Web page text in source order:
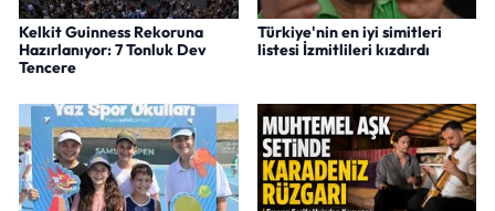
Kelkit Guinness Rekoruna
Hazırlanıyor: 7 Tonluk Dev
Tencere
Türkiye'nin en iyi simitleri
listesi İzmitlileri kızdırdı